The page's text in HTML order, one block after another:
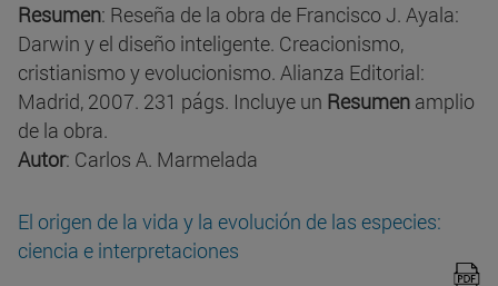
Resumen: Reseña de la obra de Francisco J. Ayala:
Darwin y el diseño inteligente. Creacionismo,
cristianismo y evolucionismo. Alianza Editorial:
Madrid, 2007. 231 págs. Incluye un Resumen amplio
de la obra.
Autor: Carlos A. Marmelada
El origen de la vida y la evolución de las especies:
ciencia e interpretaciones